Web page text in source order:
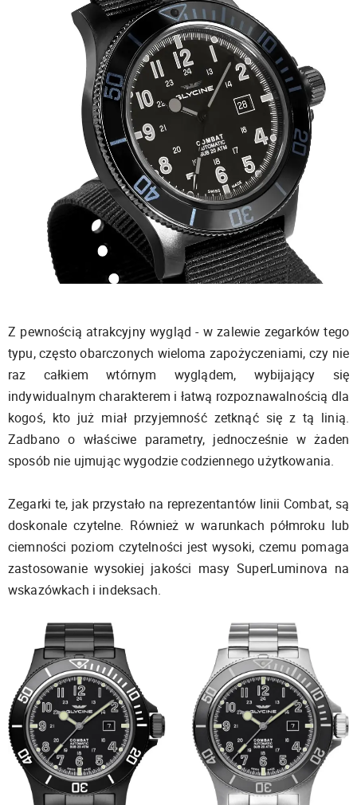
Z pewnością atrakcyjny wygląd - w zalewie zegarków tego
typu, często obarczonych wieloma zapożyczeniami, czy nie
raz całkiem wtórnym wyglądem, wybijający się
indywidualnym charakterem i łatwą rozpoznawalnością dla
kogoś, kto już miał przyjemność zetknąć się z tą linią.
Zadbano o właściwe parametry, jednocześnie w żaden
sposób nie ujmując wygodzie codziennego użytkowania.
Zegarki te, jak przystało na reprezentantów linii Combat, są
doskonale czytelne. Również w warunkach półmroku lub
ciemności poziom czytelności jest wysoki, czemu pomaga
zastosowanie wysokiej jakości masy SuperLuminova na
wskazówkach i indeksach.